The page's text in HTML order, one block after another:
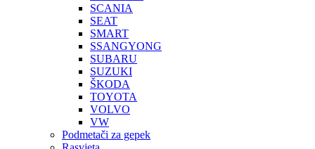
SCANIA
SEAT
SMART
SSANGYONG
SUBARU
SUZUKI
ŠKODA
TOYOTA
VOLVO
VW
Podmetači za gepek